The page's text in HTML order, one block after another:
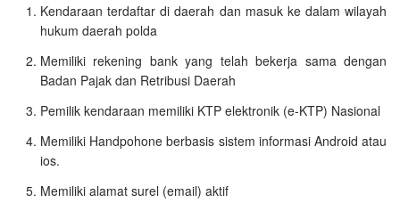
Kendaraan terdaftar di daerah dan masuk ke dalam wilayah
hukum daerah polda
Memiliki rekening bank yang telah bekerja sama dengan
Badan Pajak dan Retribusi Daerah
Pemilik kendaraan memiliki KTP elektronik (e-KTP) Nasional
Memiliki Handpohone berbasis sistem informasi Android atau
ios.
Memiliki alamat surel (email) aktif